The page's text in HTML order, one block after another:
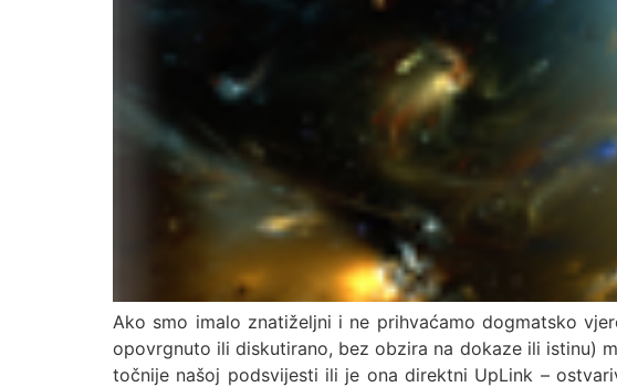
Ako smo imalo znatiželjni i ne prihvaćamo dogmatsko
opovrgnuto ili diskutirano, bez obzira na dokaze ili istinu)
točnije našoj podsvijesti ili je ona direktni UpLink –